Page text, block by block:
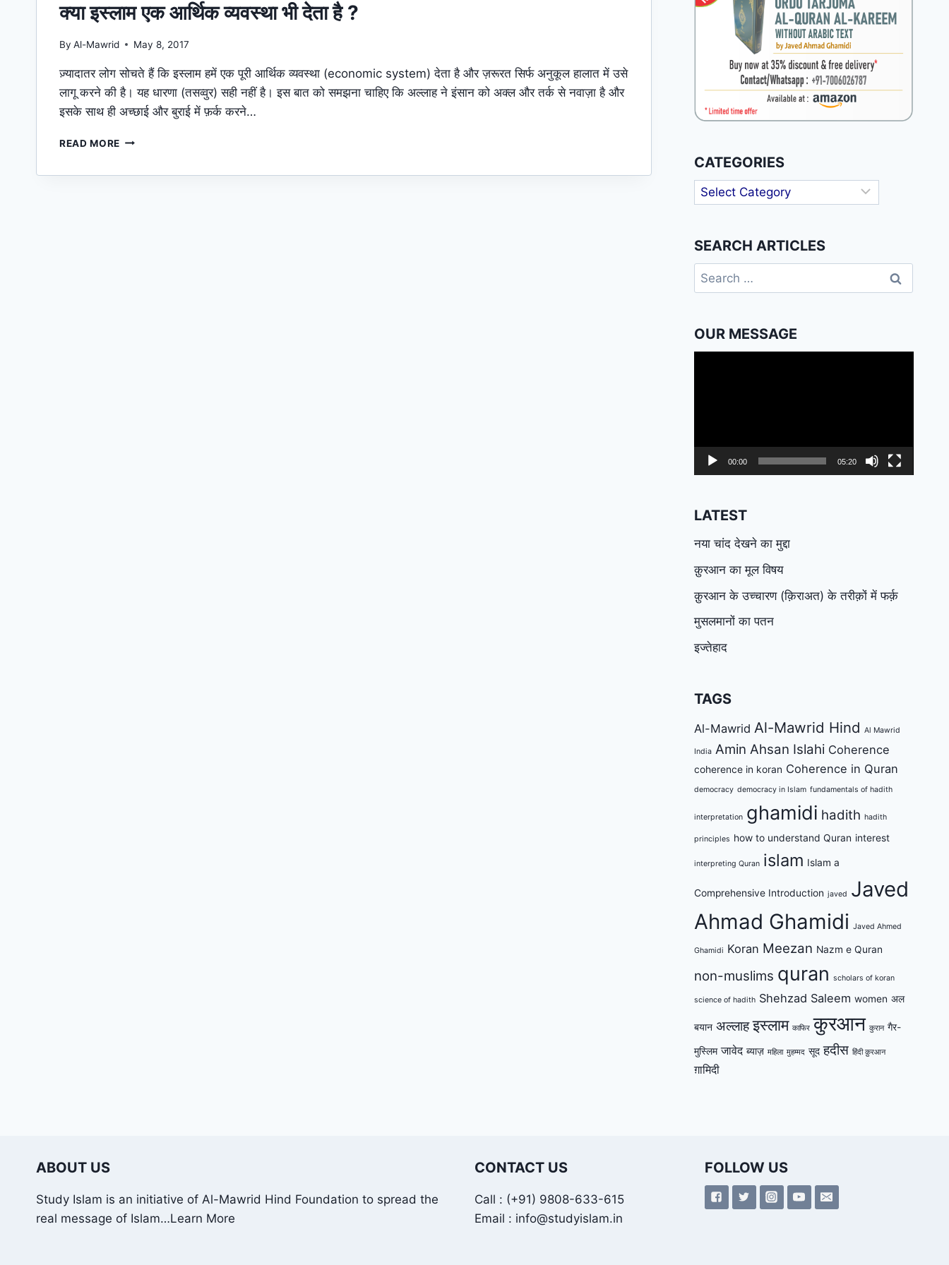
क्या इस्लाम एक आर्थिक व्यवस्था भी देता है ?
By Al-Mawrid May 8, 2017
ज़्यादातर लोग सोचते हैं कि इस्लाम हमें एक पूरी आर्थिक व्यवस्था (economic system) देता है और ज़रूरत सिर्फ अनुकूल हालात में उसे
लागू करने की है। यह धारणा (तसव्वुर) सही नहीं है। इस बात को समझना चाहिए कि अल्लाह ने इंसान को अक्ल और तर्क से नवाज़ा है और
इसके साथ ही अच्छाई और बुराई में फ़र्क करने…
READ MORE क्या
CATEGORIES
Categories
SEARCH ARTICLES
Search
for:
OUR MESSAGE
00:00 05:20
LATEST
नया चांद देखने का मुद्दा
क़ुरआन का मूल विषय
क़ुरआन के उच्चारण (क़िराअत) के तरीक़ों में फर्क़
मुसलमानों का पतन
इज्तेहाद
TAGS
Al-Mawrid Al-Mawrid Hind Al Mawrid
India Amin Ahsan Islahi Coherence
coherence in koran Coherence in Quran
democracy democracy in Islam fundamentals of hadith
interpretation ghamidi hadith hadith
principles how to understand Quran interest
interpreting Quran islam Islam a
Comprehensive Introduction javed Javed
Ahmad Ghamidi Javed Ahmed
Ghamidi Koran Meezan Nazm e Quran
non-muslims quran scholars of koran
science of hadith Shehzad Saleem women अल
बयान अल्लाह इस्लाम काफिर कुरआन कुरान गैर-
मुस्लिम जावेद ब्याज़ महिला मुहम्मद सूद हदीस हिंदी क़ुरआन
ग़ामिदी
ABOUT US
Study Islam is an initiative of Al-Mawrid Hind Foundation to spread the
real message of Islam…Learn More
CONTACT US
Call : (+91) 9808-633-615
Email : info@studyislam.in
FOLLOW US